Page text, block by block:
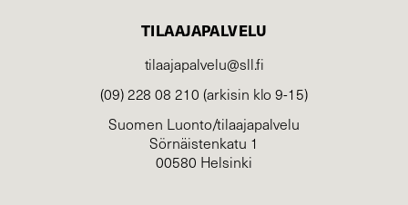
TILAAJAPALVELU
tilaajapalvelu@sll.fi
(09) 228 08 210 (arkisin klo 9-15)
Suomen Luonto/tilaajapalvelu
Sörnäistenkatu 1
00580 Helsinki